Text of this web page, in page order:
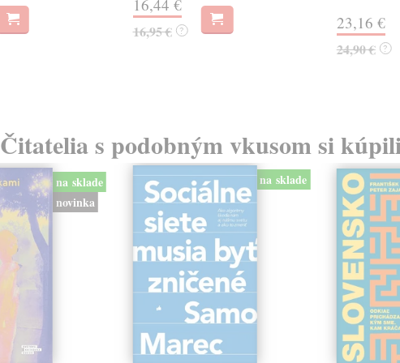
16,44 €
16,95 € ? 23,16 €
24,90 € ?
Čitatelia s podobným vkusom si
na sklade
novinka
na sklade